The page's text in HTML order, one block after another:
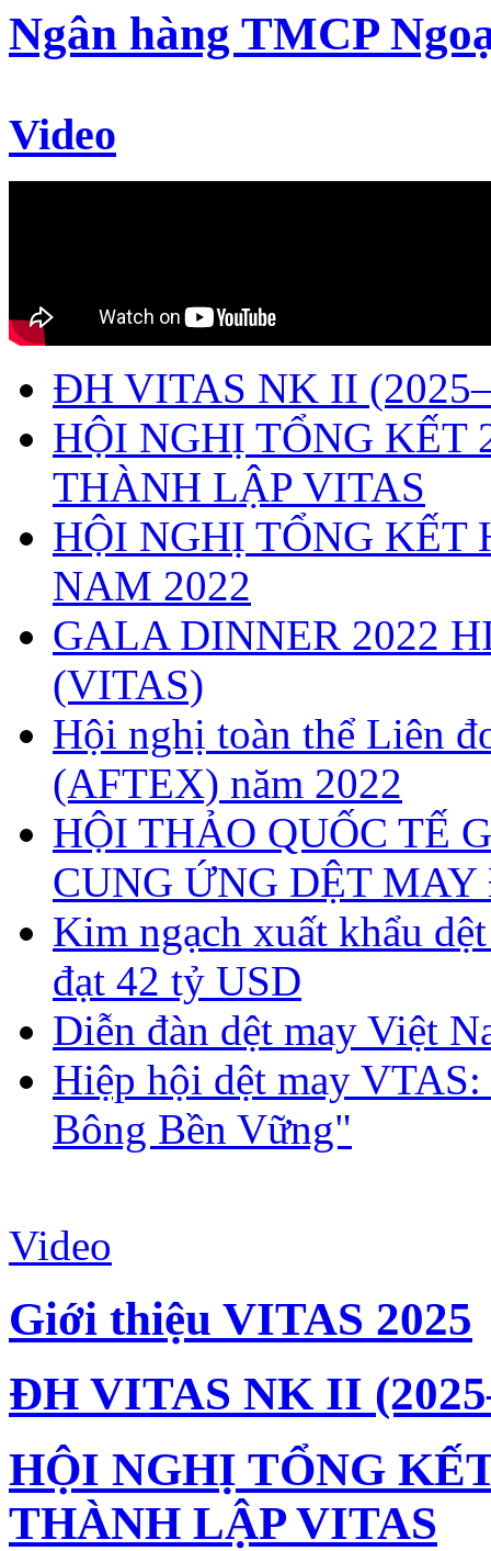
Ngân hàng TMCP
Video
ĐH VITAS NK II
HỘI NGHỊ TỔNG
THÀNH LẬP VITAS
HỘI NGHỊ TỔNG KẾT
NAM 2022
GALA DINNER 2022
(VITAS)
Hội nghị toàn thể Liên
(AFTEX) năm 2022
HỘI THẢO QUỐC TẾ
CUNG ỨNG DỆT
Kim ngạch xuất khẩu
đạt 42 tỷ USD
Diễn đàn dệt may Việt
Hiệp hội dệt may
Bông Bền Vững"
Video
Giới thiệu VITAS 2025
ĐH VITAS NK II
HỘI NGHỊ TỔNG
THÀNH LẬP VITAS